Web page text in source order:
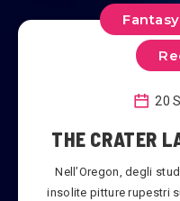
Fantasy
20
THE CRATER
Nell’Oregon, degli
insolite pitture rupestri